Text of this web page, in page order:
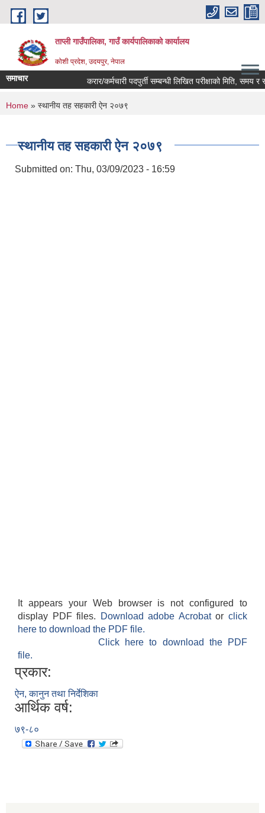
Skip to main content
ताप्ली गाउँपालिका, गाउँ कार्यपालिकाको कार्यालय
कोशी प्रदेश, उदयपुर, नेपाल
समाचार करार/कर्मचारी पदपुर्ती सम्बन्धी लिखित परीक्षाको मिति, समय र
You are here
Home » स्थानीय तह सहकारी ऐन २०७९
स्थानीय तह सहकारी ऐन २०७९
Submitted on: Thu, 03/09/2023 - 16:59
It appears your Web browser is not configured to
display PDF files.
Download adobe Acrobatorclick
here to download the PDF file.
Click here to download the PDF
file.
प्रकार:
ऐन, कानुन तथा निर्देशिका
आर्थिक वर्ष:
७९-८०